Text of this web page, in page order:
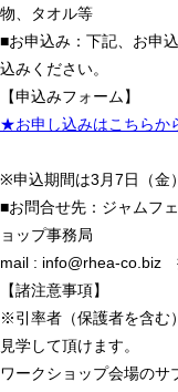
物、タオル等
■お申込み：下記、お申
込みください。
【申込みフォーム】
★お申し込みはこちらか
※申込期間は3月7日（金
■お問合せ先：ジャムフ
ョップ事務局
mail : info@rhea-co.biz
【諸注意事項】
※引率者（保護者を含む
見学して頂けます。
ワークショップ会場のサ